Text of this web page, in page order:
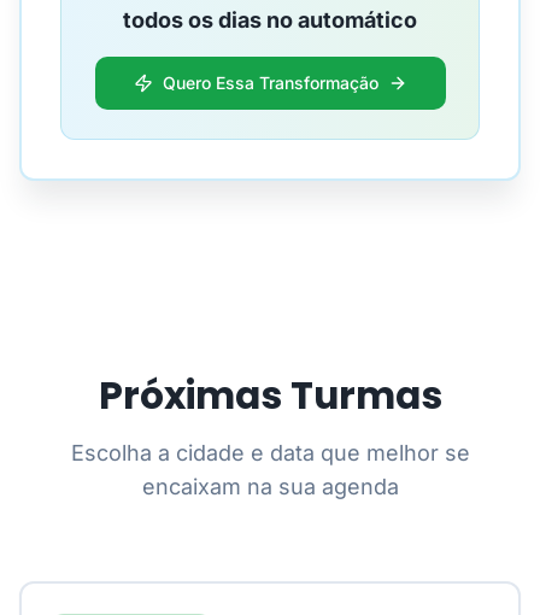
todos os dias no automático
Quero Essa Transformação
Próximas Turmas
Escolha a cidade e data que melhor se
encaixam na sua agenda